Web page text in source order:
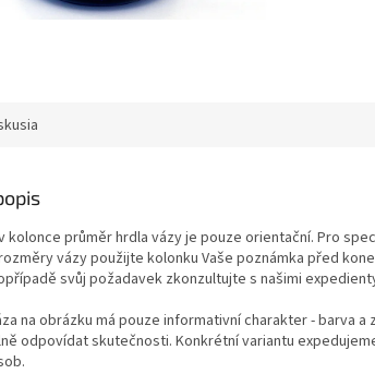
kolonce průměr hrdla vázy je pouze orientační. Pro
vázy použijte kolonku Vaše poznámka před
svůj požadavek zkonzultujte s našimi
na obrázku má pouze informativní charakter - barva a
odpovídat skutečnosti. Konkrétní variantu